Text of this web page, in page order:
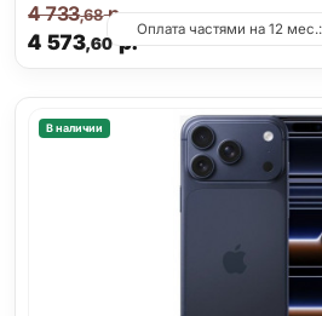
4 573,60 р.
4 733,68р.
Оплата частями на 12
В наличии